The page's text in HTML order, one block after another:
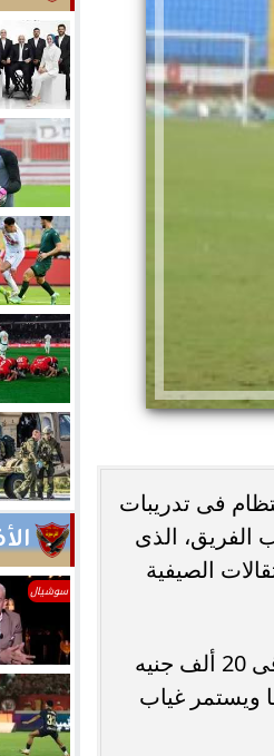
فى تدريبات
الفريق، الذى
الصيفية
وكان إيهاب جلال قد قرر تغريم باهر المحمدى وعبد الرحمن مجدى ومحمد دسوقى 20 ألف جنيه
ويستمر غياب
سوشيال